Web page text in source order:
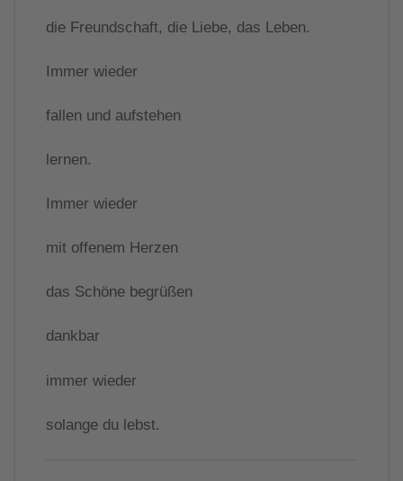
die Freundschaft, die Liebe, das Leben.
Immer wieder
fallen und aufstehen
lernen.
Immer wieder
mit offenem Herzen
das Schöne begrüßen
dankbar
immer wieder
solange du lebst.